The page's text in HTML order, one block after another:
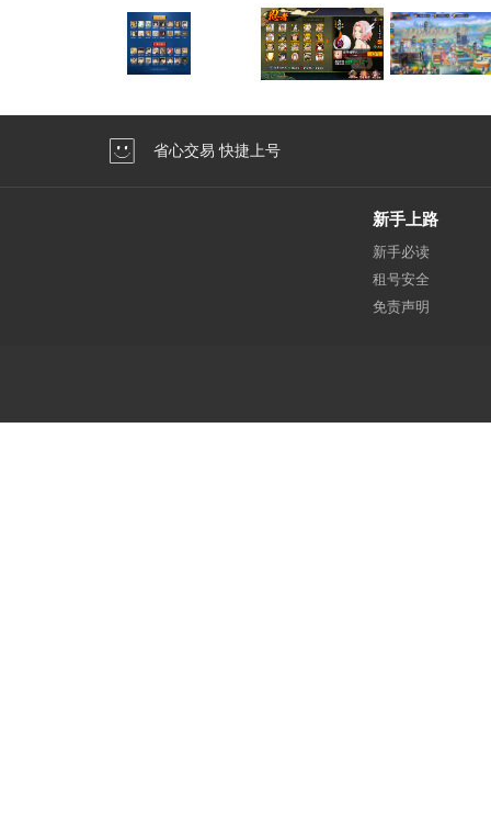
省心交易 快捷上号
新手上路
新手必读
租号安全
免责声明